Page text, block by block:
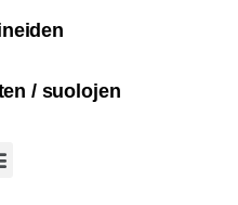
/ suolojen